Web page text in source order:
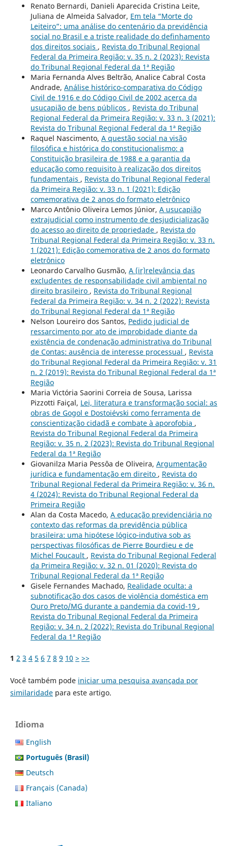
Renato Bernardi, Danieli Aparecida Cristina Leite,
Juliana de Almeida Salvador, Em tela “Morte do
Leiteiro”: uma análise do centenário da previdência
social no Brasil e a triste realidade do definhamento
dos direitos sociais , Revista do Tribunal Regional
Federal da Primeira Região: v. 35 n. 2 (2023): Revista
do Tribunal Regional Federal da 1ª Região
Maria Fernanda Alves Beltrão, Analice Cabral Costa
Andrade, Análise histórico-comparativa do Código
Civil de 1916 e do Código Civil de 2002 acerca da
usucapião de bens públicos , Revista do Tribunal
Regional Federal da Primeira Região: v. 33 n. 3 (2021):
Revista do Tribunal Regional Federal da 1ª Região
Raquel Nascimento, A questão social na visão
filosófica e histórica do constitucionalismo: a
Constituição brasileira de 1988 e a garantia da
educação como requisito à realização dos direitos
fundamentais , Revista do Tribunal Regional Federal
da Primeira Região: v. 33 n. 1 (2021): Edição
comemorativa de 2 anos do formato eletrônico
Marco Antônio Oliveira Lemos Júnior, A usucapião
extrajudicial como instrumento de desjudicialização
do acesso ao direito de propriedade , Revista do
Tribunal Regional Federal da Primeira Região: v. 33 n.
1 (2021): Edição comemorativa de 2 anos do formato
eletrônico
Leonardo Carvalho Gusmão, A (ir)relevância das
excludentes de responsabilidade civil ambiental no
direito brasileiro , Revista do Tribunal Regional
Federal da Primeira Região: v. 34 n. 2 (2022): Revista
do Tribunal Regional Federal da 1ª Região
Nelson Loureiro dos Santos, Pedido judicial de
ressarcimento por ato de improbidade diante da
existência de condenação administrativa do Tribunal
de Contas: ausência de interesse processual , Revista
do Tribunal Regional Federal da Primeira Região: v. 31
n. 2 (2019): Revista do Tribunal Regional Federal da 1ª
Região
Maria Victória Saorini Correia de Sousa, Larissa
Pizzotti Faiçal, Lei, literatura e transformação social: as
obras de Gogol e Dostoiévski como ferramenta de
conscientização cidadã e combate à aporofobia ,
Revista do Tribunal Regional Federal da Primeira
Região: v. 35 n. 2 (2023): Revista do Tribunal Regional
Federal da 1ª Região
Giovanilza Maria Pessôa de Oliveira, Argumentação
jurídica e fundamentação em direito , Revista do
Tribunal Regional Federal da Primeira Região: v. 36 n.
4 (2024): Revista do Tribunal Regional Federal da
Primeira Região
Alan da Costa Macedo, A educação previdenciária no
contexto das reformas da previdência pública
brasileira: uma hipótese lógico-indutiva sob as
perspectivas filosóficas de Pierre Bourdieu e de
Michel Foucault , Revista do Tribunal Regional Federal
da Primeira Região: v. 32 n. 01 (2020): Revista do
Tribunal Regional Federal da 1ª Região
Gisele Fernandes Machado, Realidade oculta: a
subnotificação dos casos de violência doméstica em
Ouro Preto/MG durante a pandemia da covid-19 ,
Revista do Tribunal Regional Federal da Primeira
Região: v. 34 n. 2 (2022): Revista do Tribunal Regional
Federal da 1ª Região
1 2 3 4 5 6 7 8 9 10 > >>
Você também pode iniciar uma pesquisa avançada por
similaridadepara este artigo.
Idioma
English
Português (Brasil)
Deutsch
Français (Canada)
Italiano